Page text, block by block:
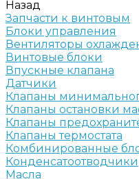
Назад
Запчасти к винтовым
Блоки управления
Вентиляторы
Винтовые блоки
Впускные клапана
Датчики
Клапаны
Клапаны остановки
Клапаны
Клапаны термостата
Комбинированные
Конденсатоотводчики
Масла